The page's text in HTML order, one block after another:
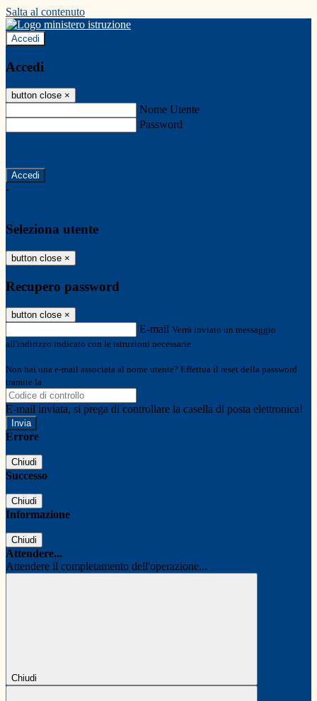
Salta al contenuto
Accedi
Accedi
button close ×
Nome Utente
Password
-
Seleziona utente
button close ×
Recupero password
button close ×
E-mail Verrà inviato un messaggio
all'indirizzo indicato con le istruzioni necessarie.
Non hai una e-mail associata al nome utente? Effettua il reset della password
tramite la
E-mail inviata, si prega di controllare la casella di posta elettronica!
Errore
Chiudi
Successo
Chiudi
Informazione
Chiudi
Attendere...
Attendere il completamento dell'operazione...
Chiudi